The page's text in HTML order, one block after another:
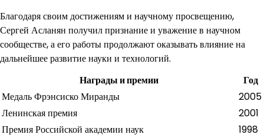
Благодаря своим достижениям и научному просвещению,
Сергей Асланян получил признание и уважение в научном
сообществе, а его работы продолжают оказывать влияние на
дальнейшее развитие науки и технологий.
Награды и премии
Год
Медаль Фрэнсиско Миранды
2005
Ленинская премия
2001
Премия Российской академии наук
1998